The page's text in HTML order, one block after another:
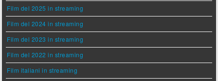
Film del 2025 in streaming
Film del 2024 in streaming
Film del 2023 in streaming
Film del 2022 in streaming
Film italiani in streaming